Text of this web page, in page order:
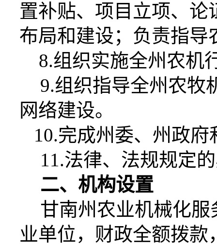
置补贴、项目立项、
布局和建设；负责指导
8.组织实施全州农机
9.组织指导全州农牧
网络建设。
10.完成州委、州政
11.法律、法规规定
二、 机构设置
甘南州农业机械化
业单位，财政全额拨